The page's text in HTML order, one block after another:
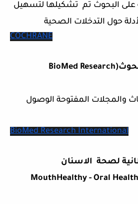
على البحوث تم تشكيلها لتسهيل
حول التدخلات الصحية
COCHRANE
3- منظمة بيوميد للبحوث(BioMed Research
والمجلات المفتوحة الوصول
BioMed Research International
لصحة الاسنان
(MouthHealthy - Oral